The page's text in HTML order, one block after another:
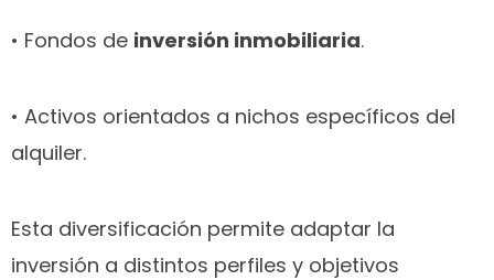
• Fondos de inversión inmobiliaria.
• Activos orientados a nichos específicos del
alquiler.
Esta diversificación permite adaptar la
inversión a distintos perfiles y objetivos